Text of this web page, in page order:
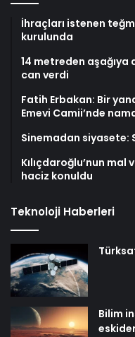
İhraçları istenen
kurulunda
14 metreden
can verdi
Fatih Erbakan: Bir
Emevi Camii’nde
Sinemadan siyasete:
Kılıçdaroğlu’nun mal
haciz konuldu
Teknoloji Haberleri
Bilim